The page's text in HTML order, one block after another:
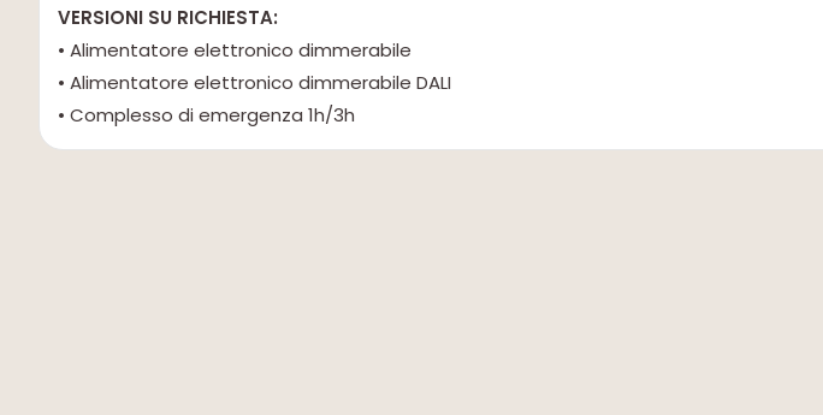
VERSIONI SU RICHIESTA:
• Alimentatore elettronico dimmerabile
• Alimentatore elettronico dimmerabile DALI
• Complesso di emergenza 1h/3h